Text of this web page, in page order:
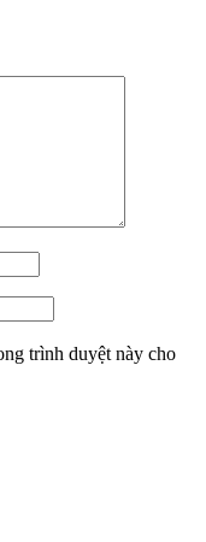
trình duyệt này cho